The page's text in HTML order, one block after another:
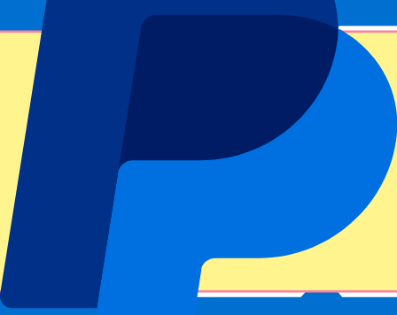
Vos informations seront utilisées conformément à notre
Privacy
.
Merci d'avoir envoyé le formulaire !
Informations sur l'événement
À propos de ABN AMRO Open: 10 février - Soirée
Niveau ATP / Grand Chelem
ABN AMRO Open 2026
Stade
Rotterdam Ahoy
Lieu de l'événement
Rotterdam, Pays-Bas